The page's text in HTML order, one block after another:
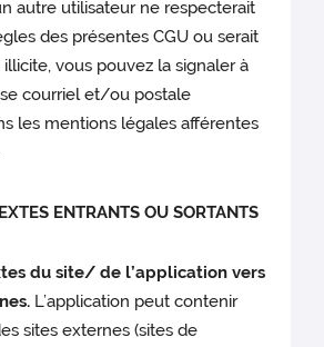
autre utilisateur ne respecterait
des présentes CGU ou serait
vous pouvez la signaler à
courriel et/ou postale
les mentions légales afférentes
ENTRANTS OU SORTANTS
du site/ de l’application vers
L’application peut contenir
sites externes (sites de